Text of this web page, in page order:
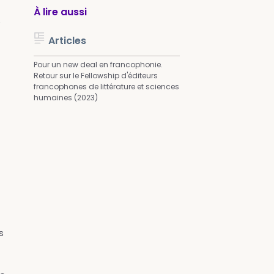
À lire aussi
Articles
Pour un new deal en francophonie.
Retour sur le Fellowship d'éditeurs
francophones de littérature et sciences
humaines (2023)